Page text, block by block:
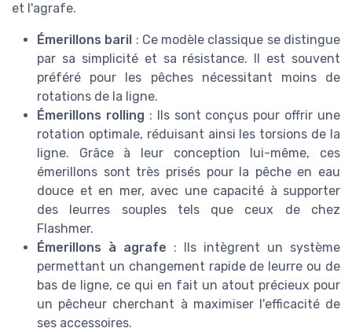
et l'agrafe.
Émerillons baril : Ce modèle classique se distingue
par sa simplicité et sa résistance. Il est souvent
préféré pour les pêches nécessitant moins de
rotations de la ligne.
Émerillons rolling : Ils sont conçus pour offrir une
rotation optimale, réduisant ainsi les torsions de la
ligne. Grâce à leur conception lui-même, ces
émerillons sont très prisés pour la pêche en eau
douce et en mer, avec une capacité à supporter
des leurres souples tels que ceux de chez
Flashmer.
Émerillons à agrafe : Ils intègrent un système
permettant un changement rapide de leurre ou de
bas de ligne, ce qui en fait un atout précieux pour
un pêcheur cherchant à maximiser l'efficacité de
ses accessoires.